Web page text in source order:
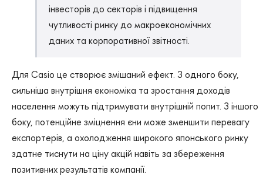
інвесторів до секторів і підвищення
чутливості ринку до макроекономічних
даних та корпоративної звітності.
Для Casio це створює змішаний ефект. З одного боку,
сильніша внутрішня економіка та зростання доходів
населення можуть підтримувати внутрішній попит. З іншого
боку, потенційне зміцнення єни може зменшити перевагу
експортерів, а охолодження широкого японського ринку
здатне тиснути на ціну акцій навіть за збереження
позитивних результатів компанії.